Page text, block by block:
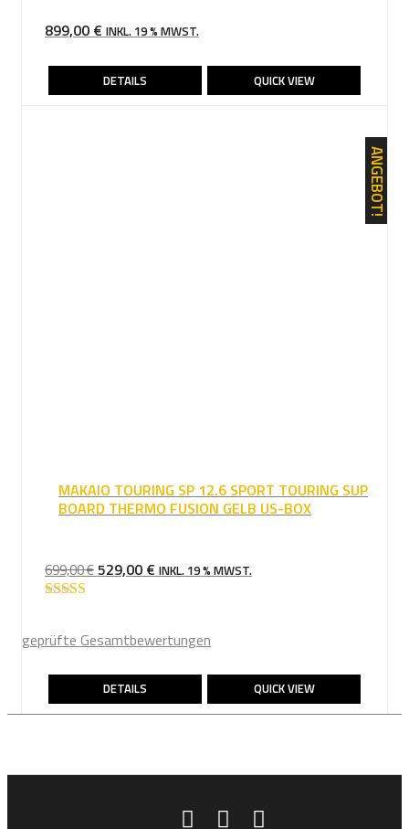
899,00 € INKL. 19 % MWST.
DETAILS QUICK VIEW
ANGEBOT!
MAKAIO TOURING SP 12.6 SPORT TOURING SUP
BOARD THERMO FUSION GELB US-BOX
699,00€URSPRÜNGLICHER
699,00 €
529,00 € AKTUELLER
529,00 €.
INKL. 19 % MWST.
geprüfte Gesamtbewertungen
DETAILS QUICK VIEW